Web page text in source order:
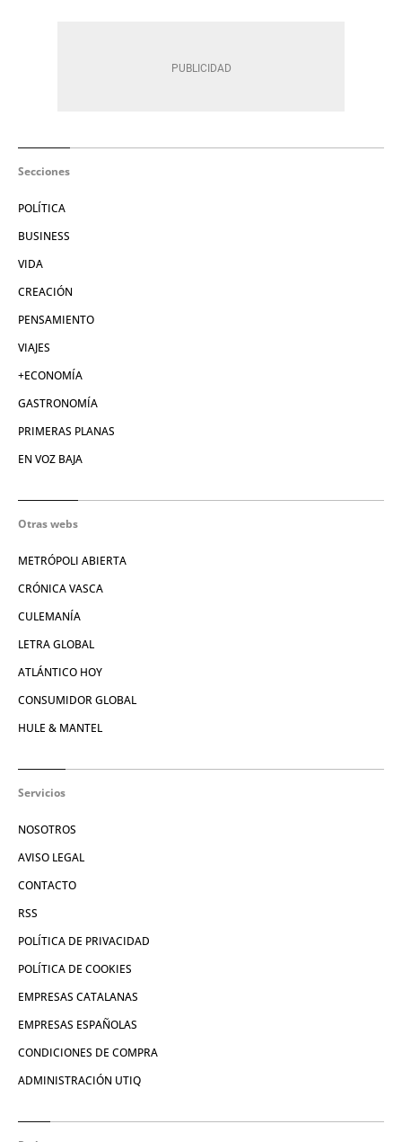
Secciones
POLÍTICA
BUSINESS
VIDA
CREACIÓN
PENSAMIENTO
VIAJES
+ECONOMÍA
GASTRONOMÍA
PRIMERAS PLANAS
EN VOZ BAJA
Otras webs
METRÓPOLI ABIERTA
CRÓNICA VASCA
CULEMANÍA
LETRA GLOBAL
ATLÁNTICO HOY
CONSUMIDOR GLOBAL
HULE & MANTEL
Servicios
NOSOTROS
AVISO LEGAL
CONTACTO
RSS
POLÍTICA DE PRIVACIDAD
POLÍTICA DE COOKIES
EMPRESAS CATALANAS
EMPRESAS ESPAÑOLAS
CONDICIONES DE COMPRA
ADMINISTRACIÓN UTIQ